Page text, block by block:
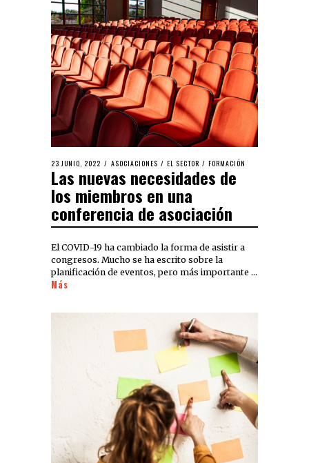
23 JUNIO, 2022 ASOCIACIONES / EL SECTOR / FORMACIÓN
Las nuevas necesidades de
los miembros en una
conferencia de asociación
El COVID-19 ha cambiado la forma de asistir a
congresos. Mucho se ha escrito sobre la
planificación de eventos, pero más importante …
Más